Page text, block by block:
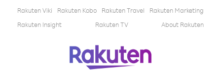
Rakuten Viki Rakuten Kobo Rakuten Travel
Rakuten Marketing
Rakuten Insight
Rakuten TV About Rakuten